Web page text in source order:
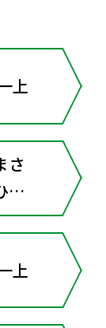
上
さ
い
上